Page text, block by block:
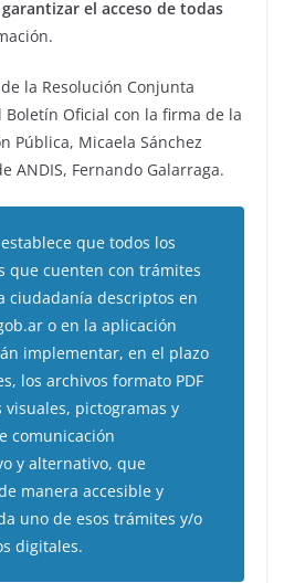
garantizar el acceso de todas
la Resolución Conjunta
Oficial con la firma de la
Pública, Micaela Sánchez
ANDIS, Fernando Galarraga.
que todos los
que cuenten con trámites
ciudadanía descriptos en
o en la aplicación
implementar, en el plazo
los archivos formato PDF
visuales, pictogramas y
comunicación
y alternativo, que
manera accesible y
uno de esos trámites y/o
digitales.